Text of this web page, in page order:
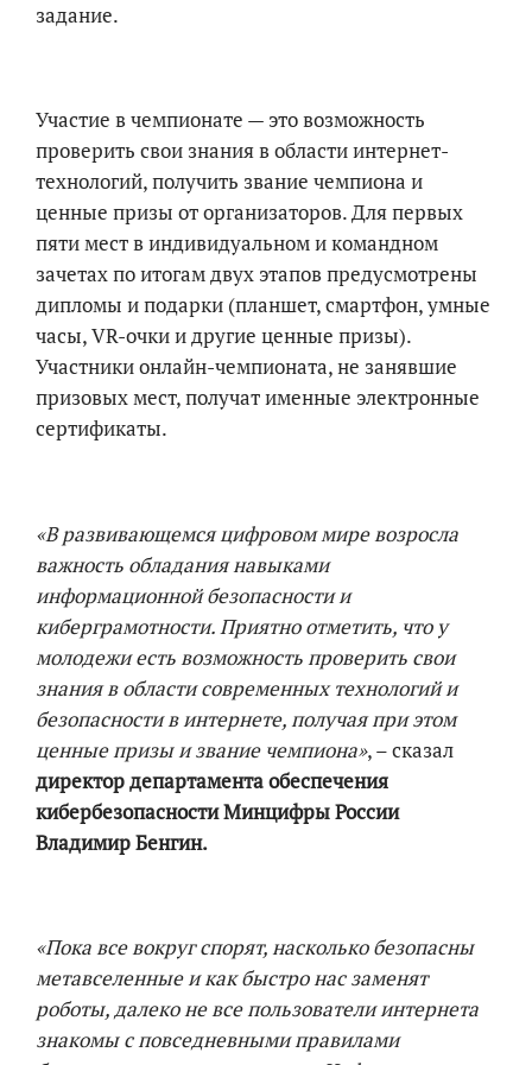
задание.
Участие в чемпионате — это возможность
проверить свои знания в области интернет-
технологий, получить звание чемпиона и
ценные призы от организаторов. Для первых
пяти мест в индивидуальном и командном
зачетах по итогам двух этапов предусмотрены
дипломы и подарки (планшет, смартфон, умные
часы, VR-очки и другие ценные призы).
Участники онлайн-чемпионата, не занявшие
призовых мест, получат именные электронные
сертификаты.
«В развивающемся цифровом мире возросла
важность обладания навыками
информационной безопасности и
киберграмотности. Приятно отметить, что у
молодежи есть возможность проверить свои
знания в области современных технологий и
безопасности в интернете, получая при этом
ценные призы и звание чемпиона», – сказал
директор департамента обеспечения
кибербезопасности Минцифры России
Владимир Бенгин.
«Пока все вокруг спорят, насколько безопасны
метавселенные и как быстро нас заменят
роботы, далеко не все пользователи интернета
знакомы с повседневными правилами